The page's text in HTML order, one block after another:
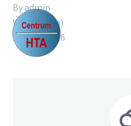
By admin
Web (Demo)
1 March 2016